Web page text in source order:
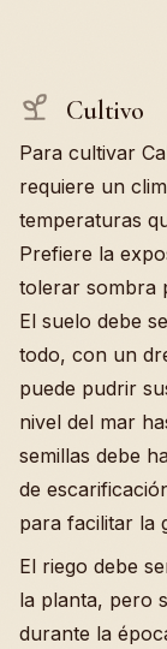
Cultivo
Para cultivar
requiere un
temperaturas
Prefiere la
tolerar sombra
El suelo debe
todo, con un
puede pudrir
nivel del mar
semillas debe
de
para facilitar la
El riego debe
la planta, pero
durante la